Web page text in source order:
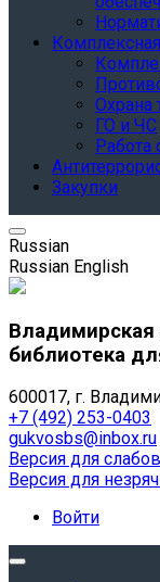
Охрана
ГО и ЧС
Закупки
Russian
Russian English
Владимирская
библиотека
600017, г.
+7 (492) 253-0403
gukvosbs@inbox.ru
Версия для
Версия для
Войти